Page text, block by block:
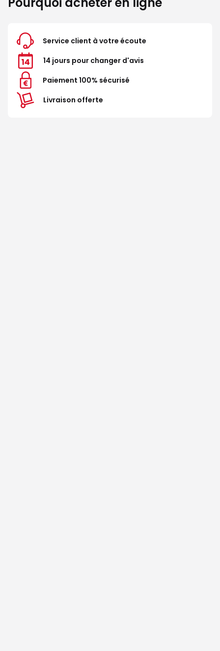
Service client à votre écoute
14 jours pour changer d'avis
Paiement 100% sécurisé
Livraison offerte